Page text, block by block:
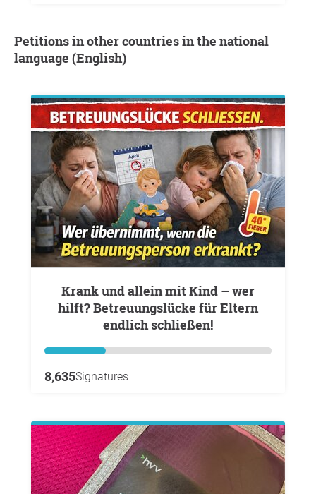
Petitions in other countries in the national
language (English)
Krank und allein mit Kind – wer
hilft? Betreuungslücke für Eltern
endlich schließen!
8,635Signatures